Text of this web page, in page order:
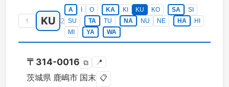
↑ KU 2
A O KA KI KU KO SA
SI
SU
TA TU NA NU NE HA
HI
MI
YA WA
〒 314-0016 ⧉ 📍
茨城県 鹿嶋市 国末 📋